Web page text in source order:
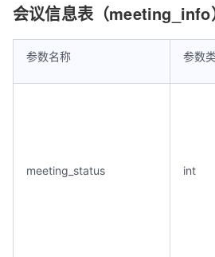
会议信息表（meeting_info
参数名称 参数
meeting_status int